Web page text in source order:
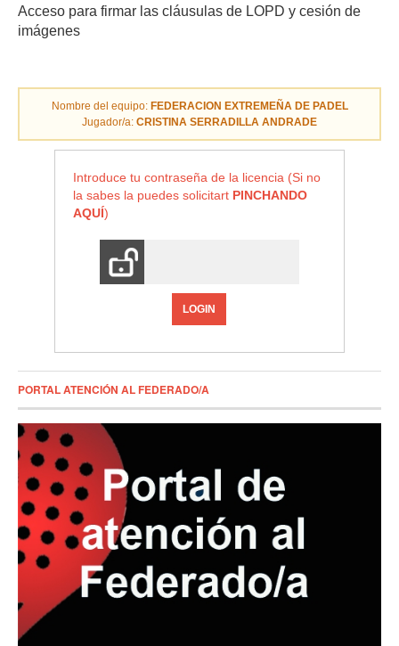
Acceso para firmar las cláusulas de LOPD y cesión de
imágenes
Nombre del equipo: FEDERACION EXTREMEÑA DE PADEL
Jugador/a: CRISTINA SERRADILLA ANDRADE
Introduce tu contraseña de la licencia (Si no
la sabes la puedes solicitart PINCHANDO
AQUÍ)
LOGIN
PORTAL ATENCIÓN AL FEDERADO/A